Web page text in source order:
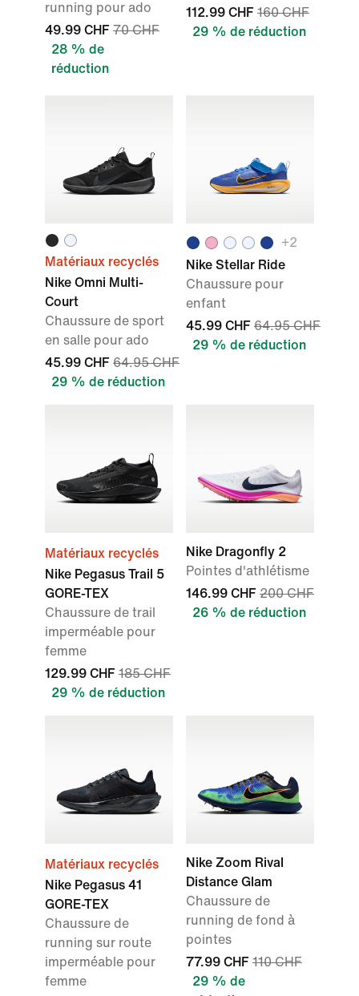
running pour ado
49.99 CHF 70 CHF
28 % de
réduction
112.99 CHF 160 CHF
29 % de réduction
Matériaux recyclés
Nike Omni Multi-
Court
Chaussure de sport
en salle pour ado
45.99 CHF 64.95 CHF
29 % de réduction
+2
Nike Stellar Ride
Chaussure pour
enfant
45.99 CHF 64.95 CHF
29 % de réduction
Matériaux recyclés
Nike Pegasus Trail 5
GORE-TEX
Chaussure de trail
imperméable pour
femme
129.99 CHF 185 CHF
29 % de réduction
Nike Dragonfly 2
Pointes d'athlétisme
146.99 CHF 200 CHF
26 % de réduction
Matériaux recyclés
Nike Pegasus 41
GORE-TEX
Chaussure de
running sur route
imperméable pour
femme
Nike Zoom Rival
Distance Glam
Chaussure de
running de fond à
pointes
77.99 CHF 110 CHF
29 % de